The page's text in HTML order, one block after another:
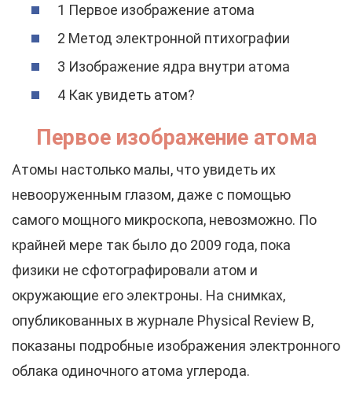
1 Первое изображение атома
2 Метод электронной птихографии
3 Изображение ядра внутри атома
4 Как увидеть атом?
Первое изображение атома
Атомы настолько малы, что увидеть их
невооруженным глазом, даже с помощью
самого мощного микроскопа, невозможно. По
крайней мере так было до 2009 года, пока
физики не сфотографировали атом и
окружающие его электроны. На снимках,
опубликованных в журнале Physical Review B,
показаны подробные изображения электронного
облака одиночного атома углерода.